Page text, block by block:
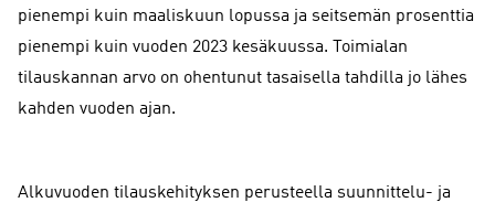
pienempi kuin maaliskuun lopussa ja seitsemän prosenttia
pienempi kuin vuoden 2023 kesäkuussa. Toimialan
tilauskannan arvo on ohentunut tasaisella tahdilla jo lähes
kahden vuoden ajan.
Alkuvuoden tilauskehityksen perusteella suunnittelu- ja